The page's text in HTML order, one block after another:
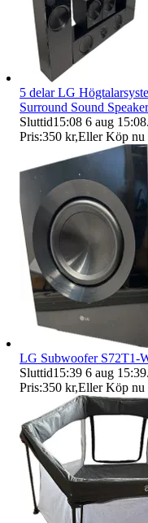
5 delar LG
Surround Sound
Sluttid15:08 6 aug 15:08.
Pris:350 kr,Eller Köp nu
LG Subwoofer S72T1-
Sluttid15:39 6 aug 15:39.
Pris:350 kr,Eller Köp nu